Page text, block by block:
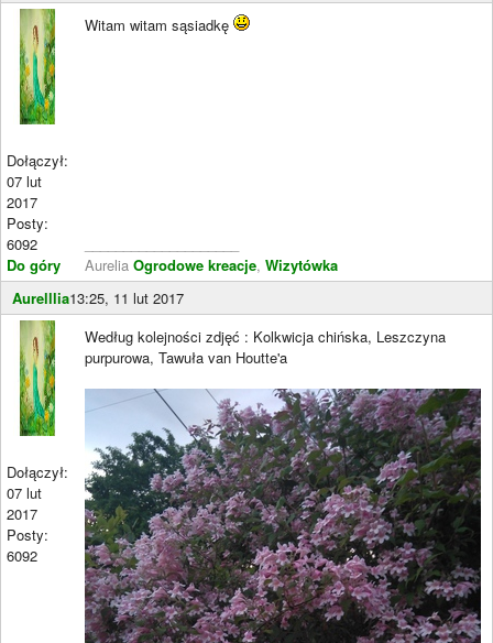
Dołączył:
07 lut
2017
Posty:
6092
Do góry
Witam witam sąsiadkę
Aurelia Ogrodowe kreacje, Wizytówka
Aurelllia13:25, 11 lut 2017
Dołączył:
07 lut
2017
Posty:
6092
Według kolejności zdjęć : Kolkwicja chińska, Leszczyna
purpurowa, Tawuła van Houtte'a